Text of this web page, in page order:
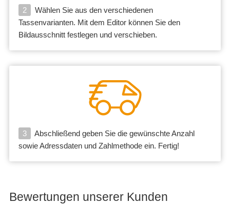
2
Wählen Sie aus den verschiedenen
Tassenvarianten. Mit dem Editor können Sie den
Bildausschnitt festlegen und verschieben.
3
Abschließend geben Sie die gewünschte Anzahl
sowie Adressdaten und Zahlmethode ein. Fertig!
Bewertungen unserer Kunden